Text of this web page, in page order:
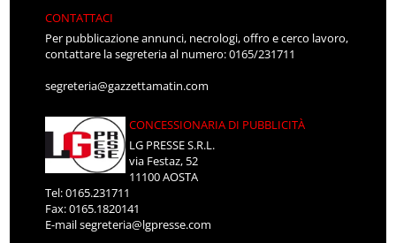
CONTATTACI
Per pubblicazione annunci, necrologi, offro e cerco lavoro,
contattare la segreteria al numero: 0165/231711
segreteria@gazzettamatin.com
CONCESSIONARIA DI PUBBLICITÀ
LG PRESSE S.R.L.
via Festaz, 52
11100 AOSTA
Tel: 0165.231711
Fax: 0165.1820141
E-mailsegreteria@lgpresse.com